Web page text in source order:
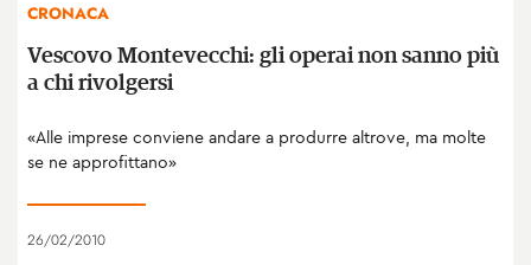
CRONACA
Vescovo Montevecchi: gli operai non sanno più
a chi rivolgersi
«Alle imprese conviene andare a produrre altrove, ma molte
se ne approfittano»
26/02/2010